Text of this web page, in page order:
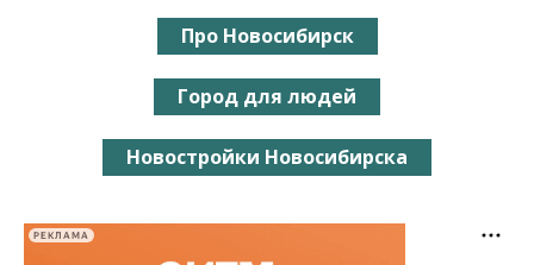
Про Новосибирск
Город для людей
Новостройки Новосибирска
РЕКЛАМА